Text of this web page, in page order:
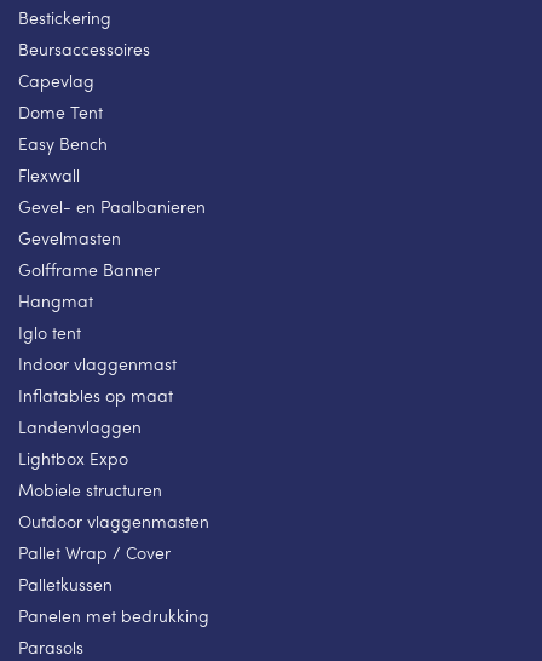
Bestickering
Beursaccessoires
Capevlag
Dome Tent
Easy Bench
Flexwall
Gevel- en Paalbanieren
Gevelmasten
Golfframe Banner
Hangmat
Iglo tent
Indoor vlaggenmast
Inflatables op maat
Landenvlaggen
Lightbox Expo
Mobiele structuren
Outdoor vlaggenmasten
Pallet Wrap / Cover
Palletkussen
Panelen met bedrukking
Parasols